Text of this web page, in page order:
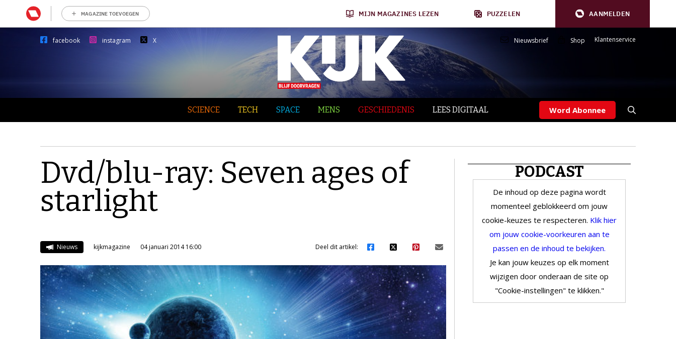
MAGAZINE TOEVOEGEN MIJN MAGAZINES LEZEN PUZZELEN AANMELDEN
facebook instagram X Nieuwsbrief Shop Klantenservice
SCIENCE TECH SPACE MENS GESCHIEDENIS LEES DIGITAAL Word Abonnee
Dvd/blu-ray: Seven ages of
starlight
Nieuws kijkmagazine 04 januari 2014 16:00 Deel dit artikel:
PODCAST
De inhoud op deze pagina wordt
momenteel geblokkeerd om jouw
cookie-keuzes te respecteren. Klik hier
om jouw cookie-voorkeuren aan te
passen en de inhoud te bekijken.
Je kan jouw keuzes op elk moment
wijzigen door onderaan de site op
"Cookie-instellingen" te klikken."